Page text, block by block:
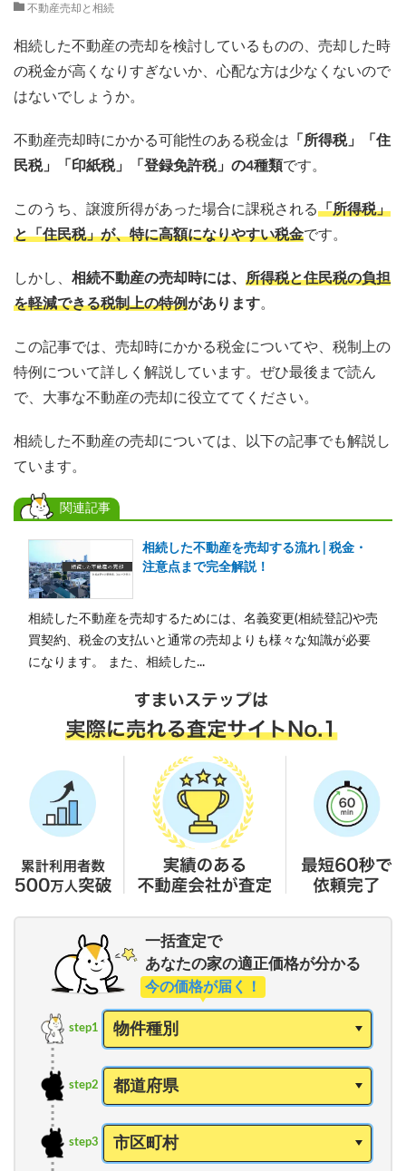
不動産売却と相続
相続した不動産の売却を検討しているものの、売却した時
の税金が高くなりすぎないか、心配な方は少なくないので
はないでしょうか。
不動産売却時にかかる可能性のある税金は 「所得税」「住
民税」「印紙税」「登録免許税」の4種類です。
このうち、譲渡所得があった場合に課税される「所得税」
と「住民税」が、特に高額になりやすい税金です。
しかし、 相続不動産の売却時には、 所得税と住民税の負担
を軽減できる税制上の特例があります。
この記事では、売却時にかかる税金についてや、税制上の
特例について詳しく解説しています。ぜひ最後まで読ん
で、大事な不動産の売却に役立ててください。
相続した不動産の売却については、以下の記事でも解説し
ています。
関連記事
相続した不動産を売却する流れ | 税金・
注意点まで完全解説！
相続した不動産を売却するためには、名義変更(相続登記)や売
買契約、税金の支払いと通常の売却よりも様々な知識が必要
になります。 また、相続した...
一括査定で
あなたの家の適正価格が分かる
今の価格が届く！
step1
step2
step3